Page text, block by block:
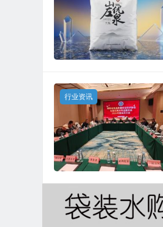
行业资讯